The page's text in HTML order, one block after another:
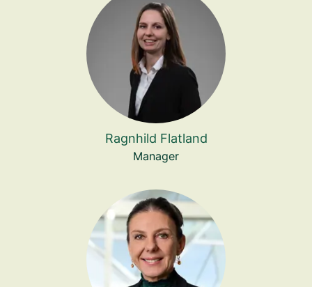
Ragnhild Flatland
Manager